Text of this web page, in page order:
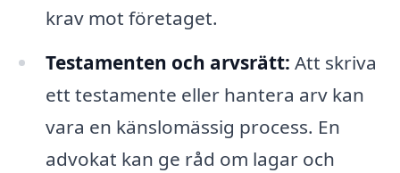
krav mot företaget.
Testamenten och arvsrätt: Att skriva
ett testamente eller hantera arv kan
vara en känslomässig process. En
advokat kan ge råd om lagar och